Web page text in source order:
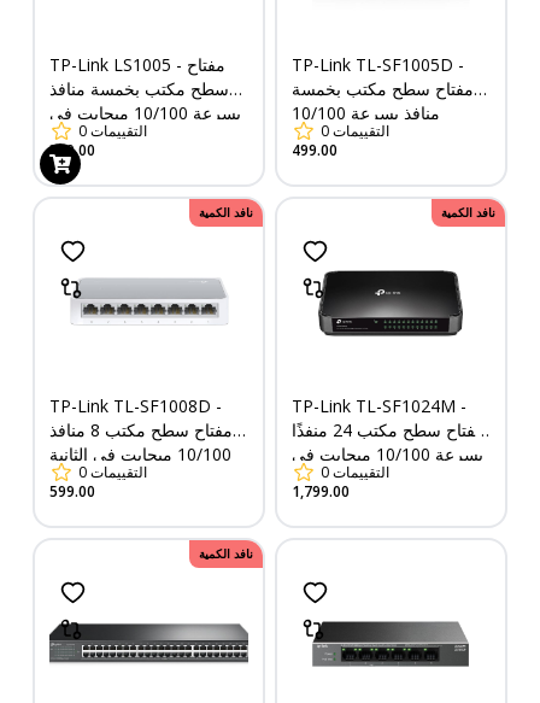
TP-Link LS1005 - مفتاح
سطح مكتب بخمسة منافذ
بسرعة 10/100 ميجابت في
الثانية
0التقييمات
399.00
TP-Link TL-SF1005D -
مفتاح سطح مكتب بخمسة
منافذ بسرعة 10/100
ميجابت في الثانية
0التقييمات
499.00
نافد الكمية
TP-Link TL-SF1008D -
مفتاح سطح مكتب 8 منافذ
10/100 ميجابت في الثانية
0التقييمات
599.00
نافد الكمية
TP-Link TL-SF1024M -
مفتاح سطح مكتب 24 منفذًا
بسرعة 10/100 ميجابت في
الثانية
0التقييمات
1,799.00
نافد الكمية